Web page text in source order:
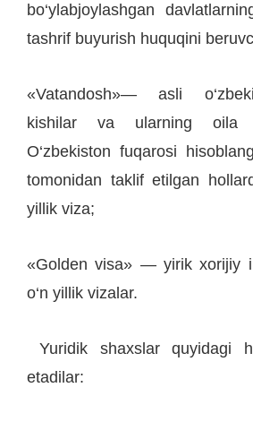
bo‘ylabjoylashgan
tashrif buyurish huquqini
«Vatandosh»— asli
kishilar va ularning oila
O‘zbekiston fuqarosi
tomonidan taklif etilgan
yillik viza;
«Golden visa» — yirik xorijiy
o‘n yillik vizalar.
Yuridik shaxslar quyidagi
etadilar: